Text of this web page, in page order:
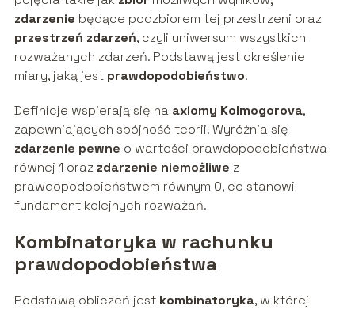
zdarzenie będące podzbiorem tej przestrzeni oraz
przestrzeń zdarzeń, czyli uniwersum wszystkich
rozważanych zdarzeń. Podstawą jest określenie
miary, jaką jest prawdopodobieństwo.
Definicje wspierają się na axiomy Kolmogorova,
zapewniających spójność teorii. Wyróżnia się
zdarzenie pewne o wartości prawdopodobieństwa
równej 1 oraz zdarzenie niemożliwe z
prawdopodobieństwem równym 0, co stanowi
fundament kolejnych rozważań.
Kombinatoryka w rachunku
prawdopodobieństwa
Podstawą obliczeń jest kombinatoryka, w której